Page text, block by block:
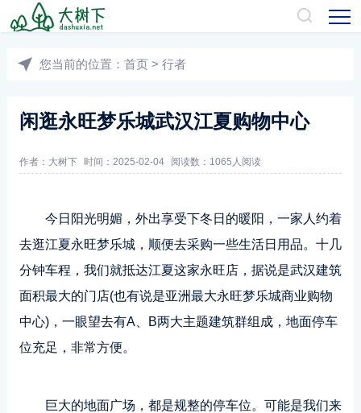
您当前的位置： 首页 > 行者
闲逛永旺梦乐城武汉江夏购物中心
作者： 大树下 时间：2025-02-04 阅读数： 1065人阅读
今日阳光明媚，外出享受下冬日的暖阳，一家人约着
去逛江夏永旺梦乐城，顺便去采购一些生活日用品。十几
分钟车程，我们就抵达江夏这家永旺店，据说是武汉建筑
面积最大的门店(也有说是亚洲最大永旺梦乐城商业购物
中心)，一眼望去有A、B两大主题建筑群组成，地面停车
位充足，非常方便。
巨大的地面广场，都是规整的停车位。可能是我们来